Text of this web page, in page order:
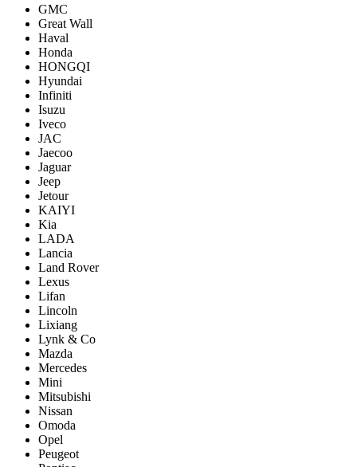
GMC
Great Wall
Haval
Honda
HONGQI
Hyundai
Infiniti
Isuzu
Iveco
JAC
Jaecoo
Jaguar
Jeep
Jetour
KAIYI
Kia
LADA
Lancia
Land Rover
Lexus
Lifan
Lincoln
Lixiang
Lynk & Co
Mazda
Mercedes
Mini
Mitsubishi
Nissan
Omoda
Opel
Peugeot